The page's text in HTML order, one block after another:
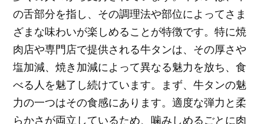
の舌部分を指し、その調理法や部位によってさま
ざまな味わいが楽しめることが特徴です。特に焼
肉店や専門店で提供される牛タンは、その厚さや
塩加減、焼き加減によって異なる魅力を放ち、食
べる人を魅了し続けています。まず、牛タンの魅
力の一つはその食感にあります。適度な弾力と柔
らかさが両立しているため、噛みしめるごとに肉